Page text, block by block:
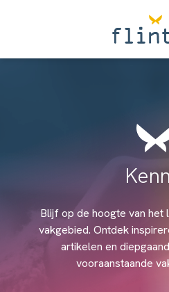
Blijf op de hoogte van het
vakgebied. Ontdek
artikelen en
vooraanstaande